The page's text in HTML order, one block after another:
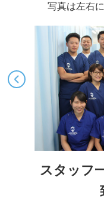
写真は左右
スタッフ